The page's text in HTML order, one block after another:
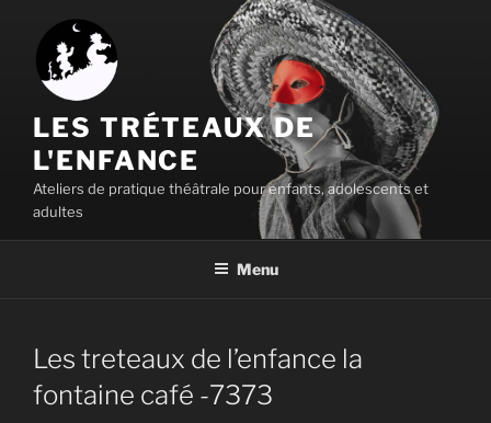
contenu
principal
LES TRÉTEAUX DE
L'ENFANCE
Ateliers de pratique théâtrale pour enfants, adolescents et
adultes
Menu
Les treteaux de l’enfance la
fontaine café -7373